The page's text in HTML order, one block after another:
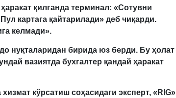
қилганда терминал: «Сотувни
картага қайтарилади» деб чиқарди.
келмади».
нуқталаридан бирида юз берди. Бу ҳолат
вазиятда бухгалтер қандай ҳаракат
хизматкўрсатиш соҳасидаги эксперт, «RIG»